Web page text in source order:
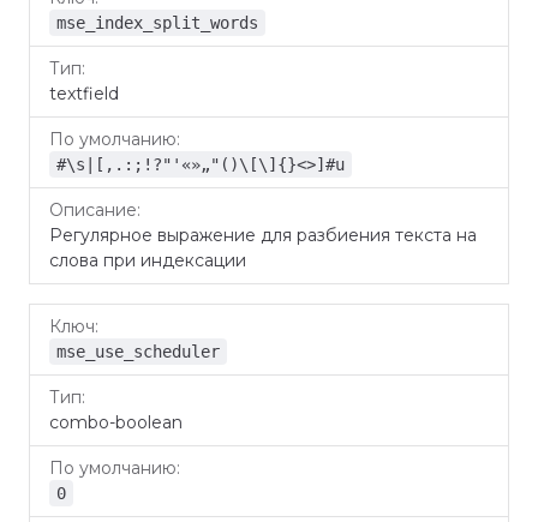
mse_index_split_words
textfield
#\s|[,.:;!?"'«»„"()\[\]{}<>]#u
Регулярное выражение для разбиения текста на
слова при индексации
mse_use_scheduler
combo-boolean
0